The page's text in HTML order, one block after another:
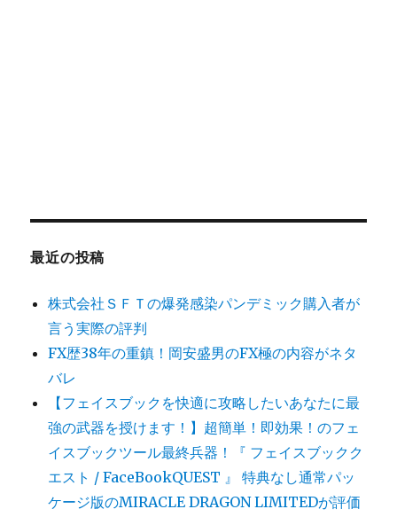
最近の投稿
株式会社ＳＦＴの爆発感染パンデミック購入者が
言う実際の評判
FX歴38年の重鎮！岡安盛男のFX極の内容がネタ
バレ
【フェイスブックを快適に攻略したいあなたに最
強の武器を授けます！】超簡単！即効果！のフェ
イスブックツール最終兵器！『 フェイスブックク
エスト / FaceBookQUEST 』 特典なし通常パッ
ケージ版のMIRACLE DRAGON LIMITEDが評価